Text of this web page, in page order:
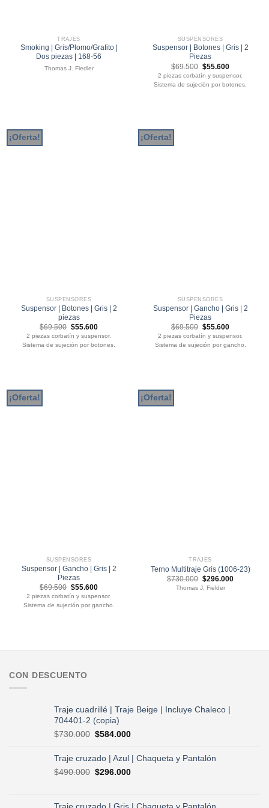
TRAJES
Smoking | Gris/Plomo/Grafito |
Dos piezas | 168-56
Thomas J. Fiedler
SUSPENSORES
Suspensor | Botones | Gris | 2
Piezas
$69.500 El
precio
original
era:
$55.600El
actual
es:
2 piezas corbatín y suspensor.
Sistema de sujeción por botones.
¡Oferta!
SUSPENSORES
Suspensor | Botones | Gris | 2
piezas
$69.500 El
precio
original
era:
$55.600El
actual
es:
2 piezas corbatín y suspensor.
Sistema de sujeción por botones.
¡Oferta!
SUSPENSORES
Suspensor | Gancho | Gris | 2
Piezas
$69.500 El
precio
original
era:
$55.600El
actual
es:
2 piezas corbatín y suspensor.
Sistema de sujeción por gancho.
¡Oferta!
SUSPENSORES
Suspensor | Gancho | Gris | 2
Piezas
$69.500 El
precio
original
era:
$55.600El
precio
actual
es:
2 piezas corbatín y suspensor.
Sistema de sujeción por gancho.
¡Oferta!
TRAJES
Terno Multitraje Gris (1006-23)
$730.000 El
precio
original
$296.000El
Thomas J. Fielder
CON DESCUENTO
Traje cuadrillé | Traje Beige | Incluye Chaleco |
704401-2 (copia)
$730.000 El
original
era:
$730.000.
$584.000El
actual
es:
$584.000.
Traje cruzado | Azul | Chaqueta y Pantalón
$490.000 El
era:
$296.000El
es:
Traje cruzado | Gris | Chaqueta y Pantalón